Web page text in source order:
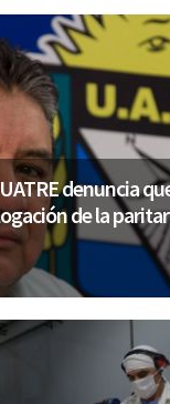
denuncia
de la